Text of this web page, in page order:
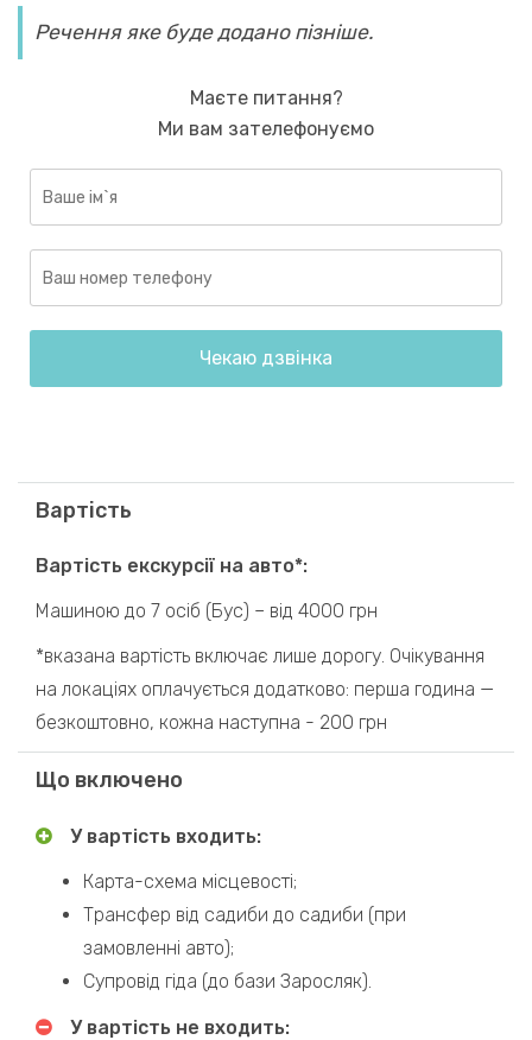
Речення яке буде додано пізніше.
Маєте питання?
Ми вам зателефонуємо
Вартість
Вартість екскурсії на авто*:
Машиною до 7 осіб (Бус) – від 4000 грн
*вказана вартість включає лише дорогу. Очікування
на локаціях оплачується додатково: перша година —
безкоштовно, кожна наступна - 200 грн
Що включено
У вартість входить:
Карта-схема місцевості;
Трансфер від садиби до садиби (при
замовленні авто);
Супровід гіда (до бази Заросляк).
У вартість не входить: